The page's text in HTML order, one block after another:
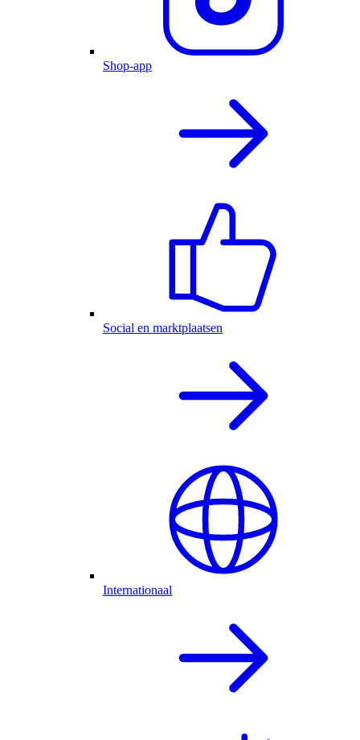
Shop-app
Social en marktplaatsen
Internationaal